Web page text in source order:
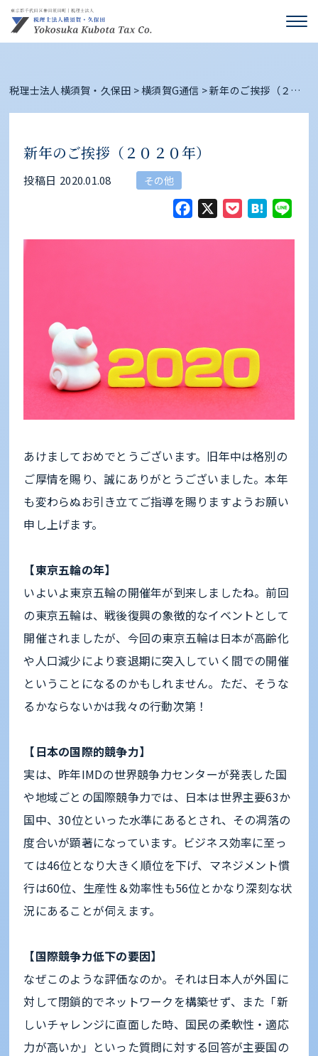
税理士法人横須賀・久保田 >横須賀G通信 >新年のご挨拶（２０
新年のご挨拶（２０２０年）
投稿日 2020.01.08 その他
Facebook
X Pocket
あけましておめでとうございます。旧年中は格別の
ご厚情を賜り、誠にありがとうございました。本年
も変わらぬお引き立てご指導を賜りますようお願い
申し上げます。
【東京五輪の年】
いよいよ東京五輪の開催年が到来しましたね。前回
の東京五輪は、戦後復興の象徴的なイベントとして
開催されましたが、今回の東京五輪は日本が高齢化
や人口減少により衰退期に突入していく間での開催
ということになるのかもしれません。ただ、そうな
るかならないかは我々の行動次第！
【日本の国際的競争力】
実は、昨年IMDの世界競争力センターが発表した国
や地域ごとの国際競争力では、日本は世界主要63か
国中、30位といった水準にあるとされ、その凋落の
度合いが顕著になっています。ビジネス効率に至っ
ては46位となり大きく順位を下げ、マネジメント慣
行は60位、生産性＆効率性も56位とかなり深刻な状
況にあることが伺えます。
【国際競争力低下の要因】
なぜこのような評価なのか。それは日本人が外国に
対して閉鎖的でネットワークを構築せず、また「新
しいチャレンジに直面した時、国民の柔軟性・適応
力が高いか」といった質問に対する回答が主要国の